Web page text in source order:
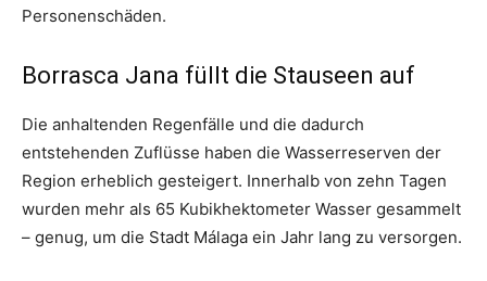
Personenschäden.
Borrasca Jana füllt die Stauseen auf
Die anhaltenden Regenfälle und die dadurch
entstehenden Zuflüsse haben die Wasserreserven der
Region erheblich gesteigert. Innerhalb von zehn Tagen
wurden mehr als 65 Kubikhektometer Wasser gesammelt
– genug, um die Stadt Málaga ein Jahr lang zu versorgen.